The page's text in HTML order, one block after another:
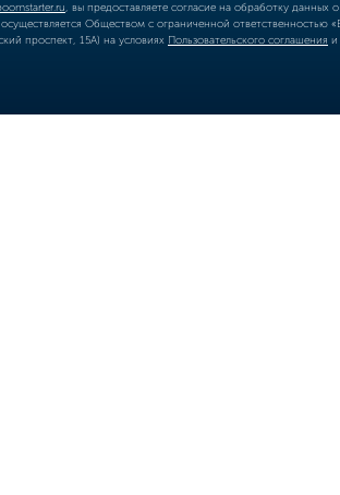
, вы предоставляете согласие на обработку
осуществляется Обществом с ограниченной
проспект, 15А) на условиях Пользовательского соглашения и